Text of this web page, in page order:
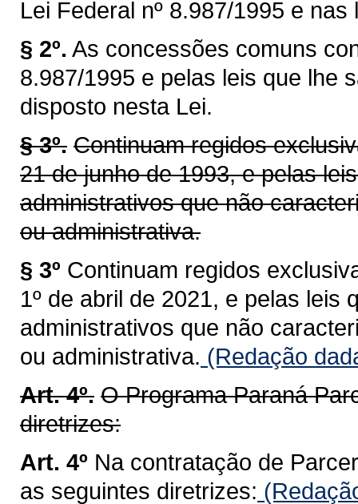
Lei Federal nº 8.987/1995 e
§ 2º. As concessões comuns
8.987/1995 e pelas leis que lhe
disposto nesta Lei.
§ 3º. Continuam regidos
21 de junho de 1993, e pelas
administrativos que não
ou administrativa.
§ 3º Continuam regidos
1º de abril de 2021, e pelas leis
administrativos que não
ou administrativa. (Redação
Art. 4º. O Programa Paraná
diretrizes:
Art. 4º Na contratação de
as seguintes diretrizes: